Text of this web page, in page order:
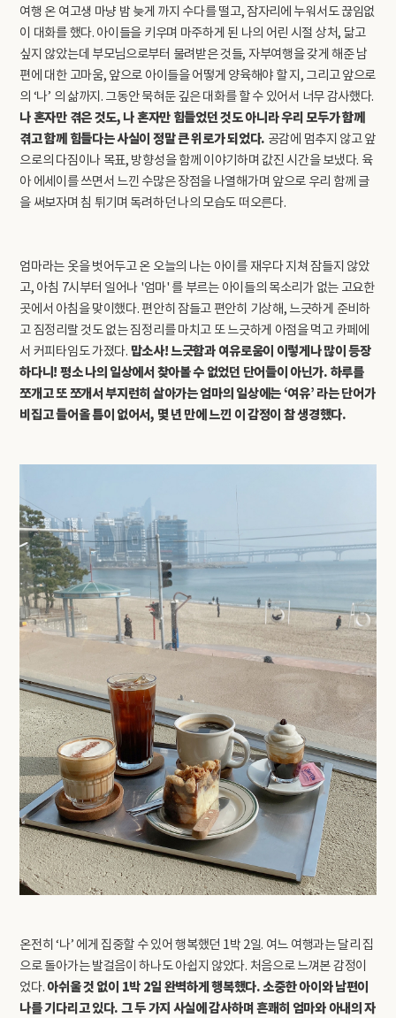
여행 온 여고생 마냥 밤 늦게 까지 수다를 떨고, 잠자리에 누워서도 끊임없
이 대화를 했다. 아이들을 키우며 마주하게 된 나의 어린 시절 상처, 닮고
싶지 않았는데 부모님으로부터 물려받은 것들, 자부여행을 갖게 해준 남
편에 대한 고마움, 앞으로 아이들을 어떻게 양육해야 할 지, 그리고 앞으로
의 ‘나’ 의 삶까지. 그동안 묵혀둔 깊은 대화를 할 수 있어서 너무 감사했다.
나 혼자만 겪은 것도, 나 혼자만 힘들었던 것도 아니라 우리 모두가 함께
겪고 함께 힘들다는 사실이 정말 큰 위로가 되었다. 공감에 멈추지 않고 앞
으로의 다짐이나 목표, 방향성을 함께 이야기하며 값진 시간을 보냈다. 육
아 에세이를 쓰면서 느낀 수많은 장점을 나열해가며 앞으로 우리 함께 글
을 써보자며 침 튀기며 독려하던 나의 모습도 떠오른다.
엄마라는 옷을 벗어두고 온 오늘의 나는 아이를 재우다 지쳐 잠들지 않았
고, 아침 7시부터 일어나 '엄마' 를 부르는 아이들의 목소리가 없는 고요한
곳에서 아침을 맞이했다. 편안히 잠들고 편안히 기상해, 느긋하게 준비하
고 짐정리랄 것도 없는 짐정리를 마치고 또 느긋하게 아점을 먹고 카페에
서 커피타임도 가졌다. 맙소사! 느긋함과 여유로움이 이렇게나 많이 등장
하다니! 평소 나의 일상에서 찾아볼 수 없었던 단어들이 아닌가. 하루를
쪼개고 또 쪼개서 부지런히 살아가는 엄마의 일상에는 ‘여유’ 라는 단어가
비집고 들어올 틈이 없어서, 몇 년 만에 느낀 이 감정이 참 생경했다.
온전히 ‘나’ 에게 집중할 수 있어 행복했던 1박 2일. 여느 여행과는 달리 집
으로 돌아가는 발걸음이 하나도 아쉽지 않았다. 처음으로 느껴본 감정이
었다. 아쉬울 것 없이 1박 2일 완벽하게 행복했다. 소중한 아이와 남편이
나를 기다리고 있다. 그 두 가지 사실에 감사하며 흔쾌히 엄마와 아내의 자